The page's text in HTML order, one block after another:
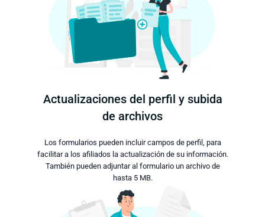
Actualizaciones del perfil y subida
de archivos
Los formularios pueden incluir campos de perfil, para
facilitar a los afiliados la actualización de su información.
También pueden adjuntar al formulario un archivo de
hasta 5 MB.